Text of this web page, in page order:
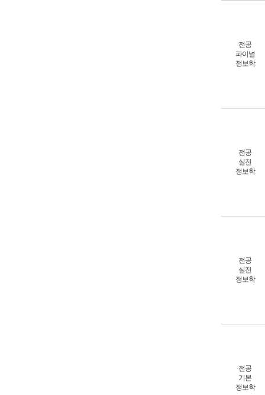
전공
파이널
정보학
전공
실전
정보학
전공
실전
정보학
전공
기본
정보학